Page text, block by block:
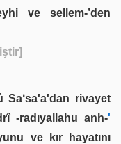
ve sellem-’den
rivayet
-radıyallahu anh-'
ve kır hayatını